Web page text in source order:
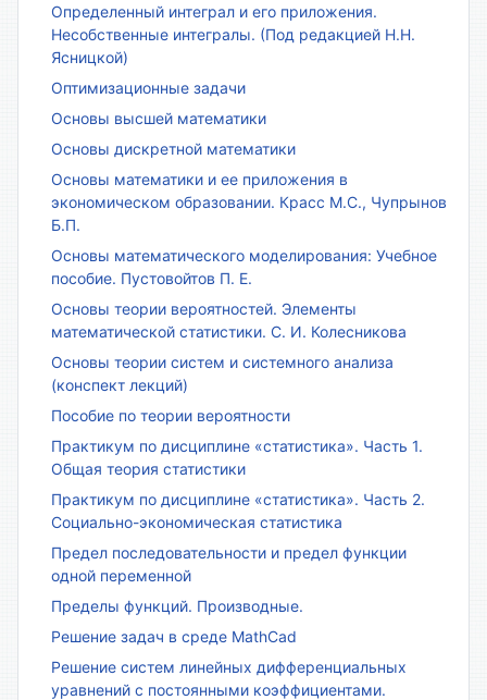
Определенный интеграл и его приложения.
Несобственные интегралы. (Под редакцией Н.Н.
Ясницкой)
Оптимизационные задачи
Основы высшей математики
Основы дискретной математики
Основы математики и ее приложения в
экономическом образовании. Красс М.С., Чупрынов
Б.П.
Основы математического моделирования: Учебное
пособие. Пустовойтов П. Е.
Основы теории вероятностей. Элементы
математической статистики. С. И. Колесникова
Основы теории систем и системного анализа
(конспект лекций)
Пособие по теории вероятности
Практикум по дисциплине «статистика». Часть 1.
Общая теория статистики
Практикум по дисциплине «статистика». Часть 2.
Социально-экономическая статистика
Предел последовательности и предел функции
одной переменной
Пределы функций. Производные.
Решение задач в среде MathCad
Решение систем линейных дифференциальных
уравнений с постоянными коэффициентами.